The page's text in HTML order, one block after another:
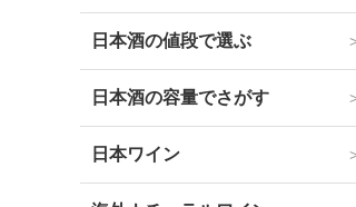
日本酒の値段で選ぶ
日本酒の容量でさがす
日本ワイン